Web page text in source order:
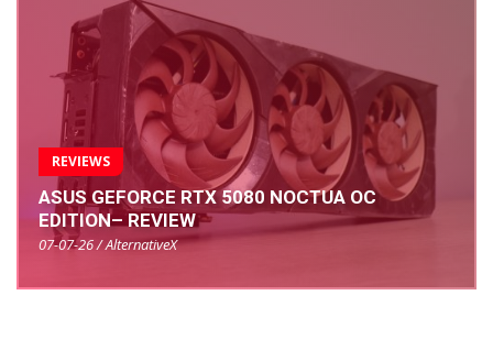
REVIEWS
ASUS GEFORCE RTX 5080 NOCTUA OC
EDITION– REVIEW
07-07-26 / AlternativeX